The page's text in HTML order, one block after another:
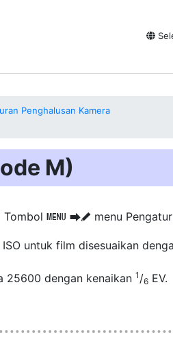
Penghalusan Kamera
M)
Tombol G UA menu
untuk film disesuaikan
25600 dengan kenaikan 1 /6 EV.